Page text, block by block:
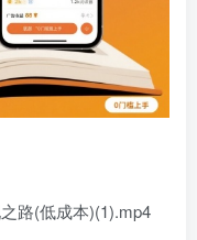
路(低成本)(1).mp4